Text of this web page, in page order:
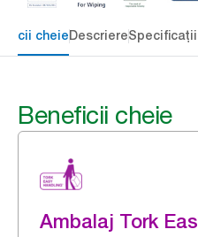
cheieDescriere
Beneficii cheie
Ambalaj Tork